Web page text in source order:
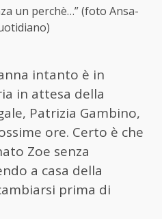
un perchè…” (foto Ansa-
intanto è in
in attesa della
Patrizia Gambino,
ore. Certo è che
Zoe senza
a casa della
prima di